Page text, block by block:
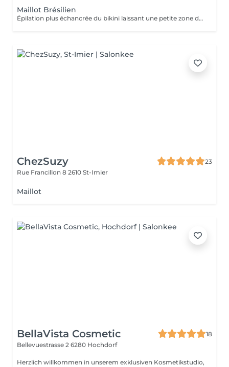
Maillot Brésilien
Épilation plus échancrée du bikini laissant une petite zone de poils à l'avant. Le soin inclut également les lèvres et l'interfessier.
ChezSuzy
23
Rue Francillon 8 2610 St-Imier
Maillot
BellaVista Cosmetic
18
Bellevuestrasse 2 6280 Hochdorf
Herzlich willkommen in unserem exklusiven Kosmetikstudio,